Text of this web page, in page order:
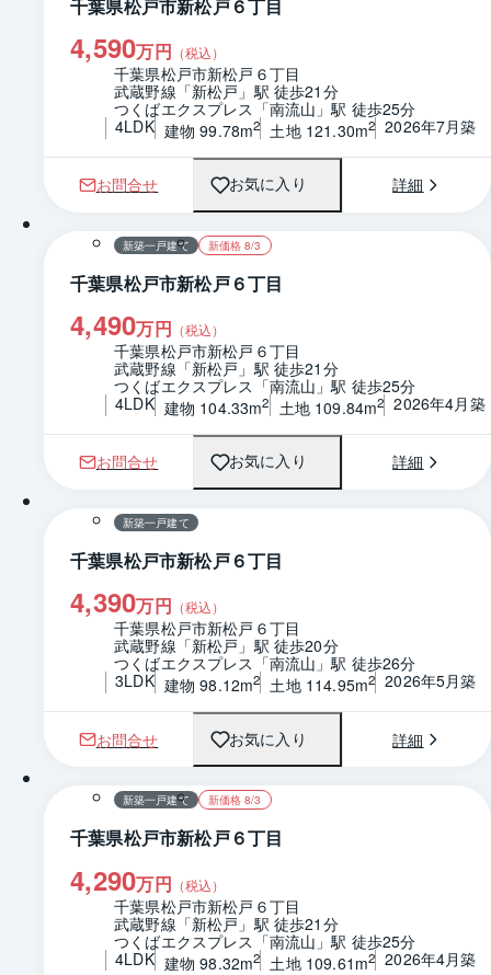
千葉県松戸市新松戸６丁目
4,590万円 （税込）
千葉県松戸市新松戸６丁目
武蔵野線「新松戸」駅 徒歩21分
つくばエクスプレス「南流山」駅 徒歩25分
4LDK 建物 99.78m2 土地 121.30m2 2026年7月築
お問合せ お気に入り 詳細
1 / 0 間取り
新築一戸建て 新価格 8/3
千葉県松戸市新松戸６丁目
4,490万円 （税込）
千葉県松戸市新松戸６丁目
武蔵野線「新松戸」駅 徒歩21分
つくばエクスプレス「南流山」駅 徒歩25分
4LDK 建物 104.33m2 土地 109.84m2 2026年4月築
お問合せ お気に入り 詳細
1 / 0 間取り
新築一戸建て
千葉県松戸市新松戸６丁目
4,390万円 （税込）
千葉県松戸市新松戸６丁目
武蔵野線「新松戸」駅 徒歩20分
つくばエクスプレス「南流山」駅 徒歩26分
3LDK 建物 98.12m2 土地 114.95m2 2026年5月築
お問合せ お気に入り 詳細
1 / 0 間取り
新築一戸建て 新価格 8/3
千葉県松戸市新松戸６丁目
4,290万円 （税込）
千葉県松戸市新松戸６丁目
武蔵野線「新松戸」駅 徒歩21分
つくばエクスプレス「南流山」駅 徒歩25分
4LDK 建物 98.32m2 土地 109.61m2 2026年4月築